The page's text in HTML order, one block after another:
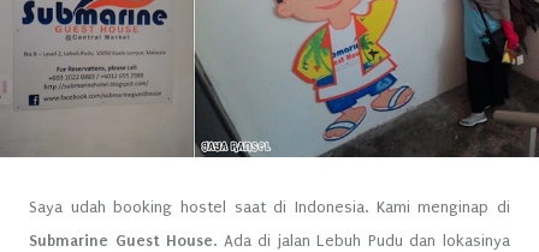
Saya udah booking hostel saat di Indonesia. Kami menginap di
Submarine Guest House. Ada di jalan Lebuh Pudu dan lokasinya